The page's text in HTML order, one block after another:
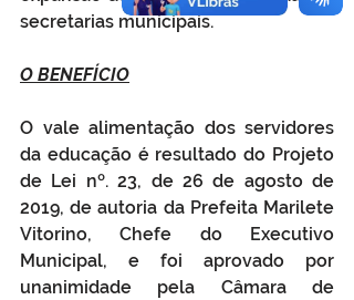
secretarias municipais.
O BENEFÍCIO
O vale alimentação dos servidores
da educação é resultado do Projeto
de Lei nº. 23, de 26 de agosto de
2019, de autoria da Prefeita Marilete
Vitorino, Chefe do Executivo
Municipal, e foi aprovado por
unanimidade pela Câmara de